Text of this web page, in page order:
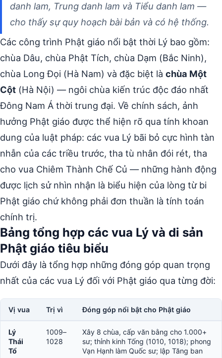
danh lam, Trung danh lam và Tiểu danh lam —
cho thấy sự quy hoạch bài bản và có hệ thống.
Các công trình Phật giáo nổi bật thời Lý bao gồm:
chùa Dâu, chùa Phật Tích, chùa Dạm (Bắc Ninh),
chùa Long Đọi (Hà Nam) và đặc biệt là chùa Một
Cột (Hà Nội) — ngôi chùa kiến trúc độc đáo nhất
Đông Nam Á thời trung đại. Về chính sách, ảnh
hưởng Phật giáo được thể hiện rõ qua tính khoan
dung của luật pháp: các vua Lý bãi bỏ cực hình tàn
nhẫn của các triều trước, tha tù nhân đói rét, tha
cho vua Chiêm Thành Chế Củ — những hành động
được lịch sử nhìn nhận là biểu hiện của lòng từ bi
Phật giáo chứ không phải đơn thuần là tính toán
chính trị.
Bảng tổng hợp các vua Lý và di sản
Phật giáo tiêu biểu
Dưới đây là tổng hợp những đóng góp quan trọng
nhất của các vua Lý đối với Phật giáo qua từng đời:
Vị vua Trị vì Đóng góp nổi bật cho Phật giáo
Lý
Thái
Tổ
1009–
1028
Xây 8 chùa, cấp văn bằng cho 1.000+
sư; thỉnh kinh Tống (1010, 1018); phong
Vạn Hạnh làm Quốc sư; lập Tăng ban